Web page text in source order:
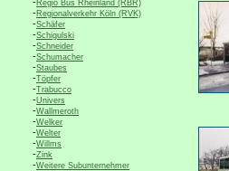
Regio Bus Rheinland (RBR)
-Regionalverkehr Köln (RVK)
-Schäfer
-Schigulski
-Schneider
-Schumacher
-Staubes
-Töpfer
-Trabucco
-Univers
-Wallmeroth
-Welker
-Welter
-Willms
-Zink
-Weitere Subunternehmer